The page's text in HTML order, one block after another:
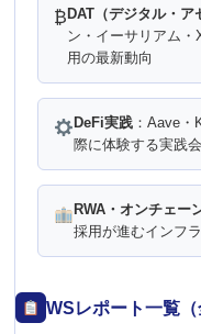
₿ DAT（デジタル・ア
ン・イーサリアム
用の最新動向
DeFi実践：Aave・
際に体験する実践
RWA・オンチェー
採用が進むインフ
WSレポート一覧（